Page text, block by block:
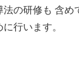
の研修も 含め
行います。